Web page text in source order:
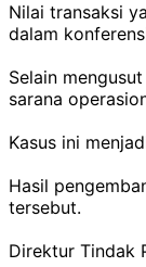
Nilai transaksi
dalam
Selain
sarana
Kasus ini
Hasil
tersebut.
Direktur Tindak